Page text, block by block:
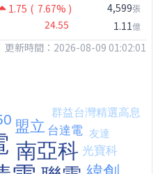
1.75 ( 7.67% )
24.55
4,599張
1.11億
更新時間：2026-08-09 01:02:01